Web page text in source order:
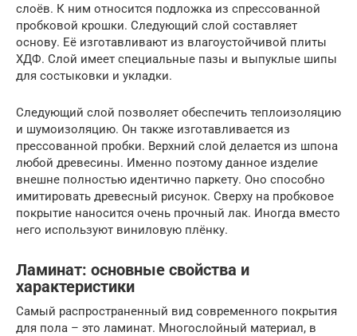
слоёв. К ним относится подложка из спрессованной
пробковой крошки. Следующий слой составляет
основу. Её изготавливают из влагоустойчивой плиты
ХДФ. Слой имеет специальные пазы и выпуклые шипы
для состыковки и укладки.
Следующий слой позволяет обеспечить теплоизоляцию
и шумоизоляцию. Он также изготавливается из
прессованной пробки. Верхний слой делается из шпона
любой древесины. Именно поэтому данное изделие
внешне полностью идентично паркету. Оно способно
имитировать древесный рисунок. Сверху на пробковое
покрытие наносится очень прочный лак. Иногда вместо
него используют виниловую плёнку.
Ламинат: основные свойства и
характеристики
Самый распространенный вид современного покрытия
для пола – это ламинат. Многослойный материал, в